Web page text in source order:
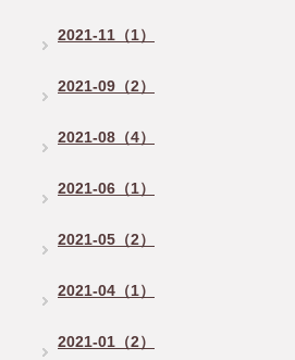
2021-11（1）
2021-09（2）
2021-08（4）
2021-06（1）
2021-05（2）
2021-04（1）
2021-01（2）